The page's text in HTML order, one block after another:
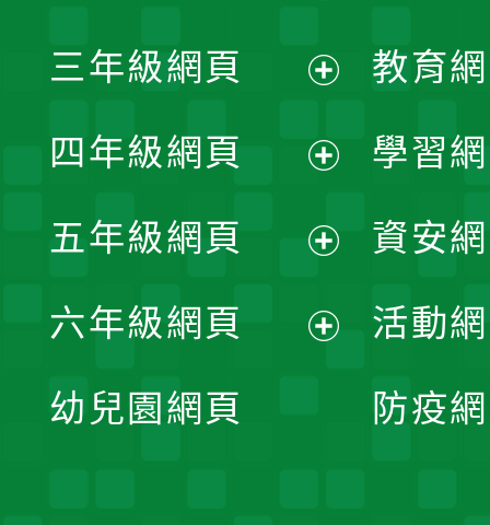
開
選
單
開
選
單
三年級網頁
開
選
單
四年級網頁
開
選
五年級網頁
開
六年級網頁
幼兒園網頁
教育
學習
資安
活動
防疫